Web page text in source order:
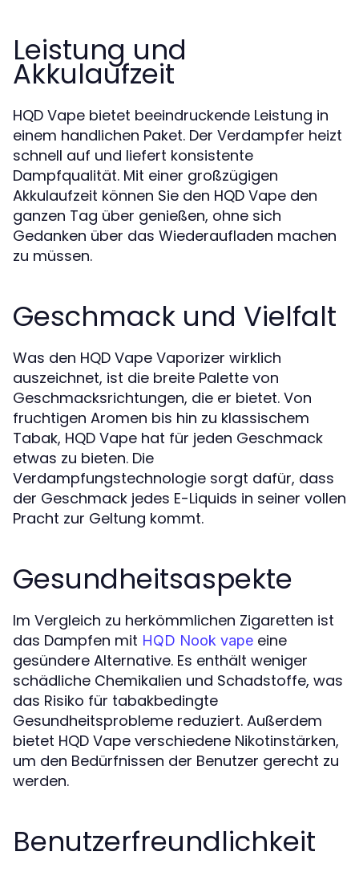
Leistung und
Akkulaufzeit
HQD Vape bietet beeindruckende Leistung in
einem handlichen Paket. Der Verdampfer heizt
schnell auf und liefert konsistente
Dampfqualität. Mit einer großzügigen
Akkulaufzeit können Sie den HQD Vape den
ganzen Tag über genießen, ohne sich
Gedanken über das Wiederaufladen machen
zu müssen.
Geschmack und Vielfalt
Was den HQD Vape Vaporizer wirklich
auszeichnet, ist die breite Palette von
Geschmacksrichtungen, die er bietet. Von
fruchtigen Aromen bis hin zu klassischem
Tabak, HQD Vape hat für jeden Geschmack
etwas zu bieten. Die
Verdampfungstechnologie sorgt dafür, dass
der Geschmack jedes E-Liquids in seiner vollen
Pracht zur Geltung kommt.
Gesundheitsaspekte
Im Vergleich zu herkömmlichen Zigaretten ist
das Dampfen mit HQD Nook vape eine
gesündere Alternative. Es enthält weniger
schädliche Chemikalien und Schadstoffe, was
das Risiko für tabakbedingte
Gesundheitsprobleme reduziert. Außerdem
bietet HQD Vape verschiedene Nikotinstärken,
um den Bedürfnissen der Benutzer gerecht zu
werden.
Benutzerfreundlichkeit